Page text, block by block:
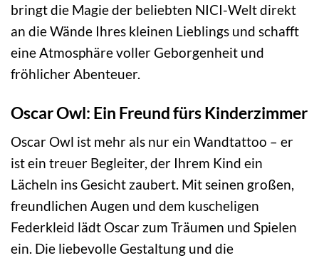
bringt die Magie der beliebten NICI-Welt direkt
an die Wände Ihres kleinen Lieblings und schafft
eine Atmosphäre voller Geborgenheit und
fröhlicher Abenteuer.
Oscar Owl: Ein Freund fürs Kinderzimmer
Oscar Owl ist mehr als nur ein Wandtattoo – er
ist ein treuer Begleiter, der Ihrem Kind ein
Lächeln ins Gesicht zaubert. Mit seinen großen,
freundlichen Augen und dem kuscheligen
Federkleid lädt Oscar zum Träumen und Spielen
ein. Die liebevolle Gestaltung und die